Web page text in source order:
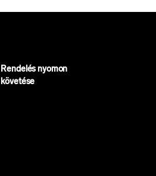
Rendelés nyomon
követése